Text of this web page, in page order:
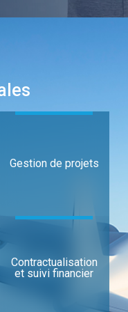
Gestion de projets
Contractualisation
et suivi financier